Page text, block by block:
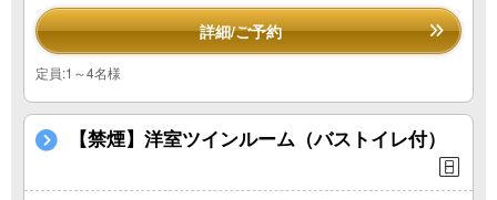
詳細/ご予約
定員:1～4名様
【禁煙】洋室ツインルーム（バストイレ付）